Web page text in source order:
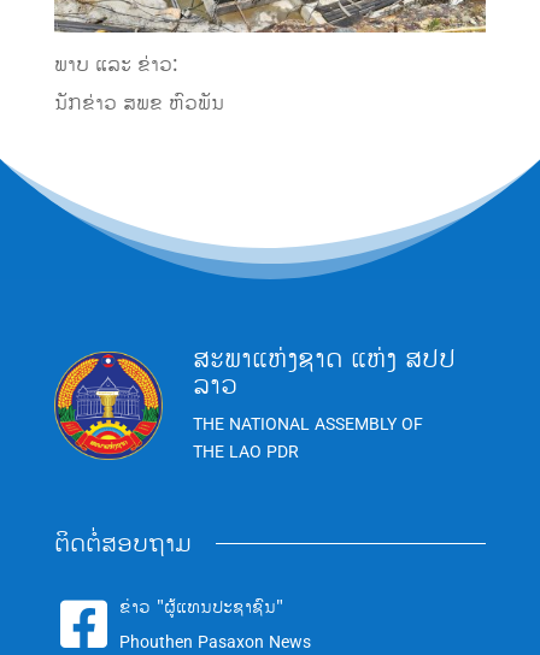
ພາບ ແລະ ຂ່າວ:
ນັກຂ່າວ ສພຂ ຫົວພັນ
ສະພາແຫ່ງຊາດ ແຫ່ງ ສປປ
ລາວ
THE NATIONAL ASSEMBLY OF
THE LAO PDR
ຕິດຕໍ່ສອບຖາມ
 ຂ່າວ "ຜູ້ແທນປະຊາຊົນ"
Phouthen Pasaxon News